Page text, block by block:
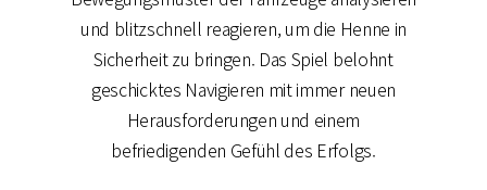
und blitzschnell reagieren, um die Henne in
Sicherheit zu bringen. Das Spiel belohnt
geschicktes Navigieren mit immer neuen
Herausforderungen und einem
befriedigenden Gefühl des Erfolgs.